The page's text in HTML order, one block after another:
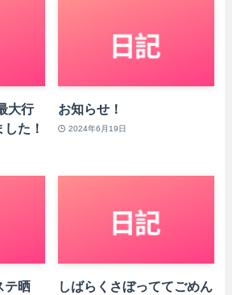
大行
た！
お知らせ！
2024年6月19日
テ晒
しばらくさぼっててごめん